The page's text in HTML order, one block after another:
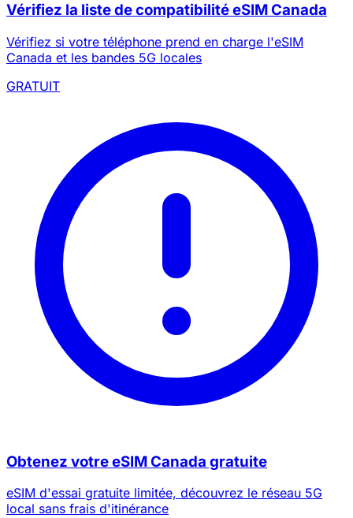
Vérifiez la liste de compatibilité eSIM Canada
Vérifiez si votre téléphone prend en charge l'eSIM
Canada et les bandes 5G locales
GRATUIT
Obtenez votre eSIM Canada gratuite
eSIM d'essai gratuite limitée, découvrez le réseau 5G
local sans frais d'itinérance